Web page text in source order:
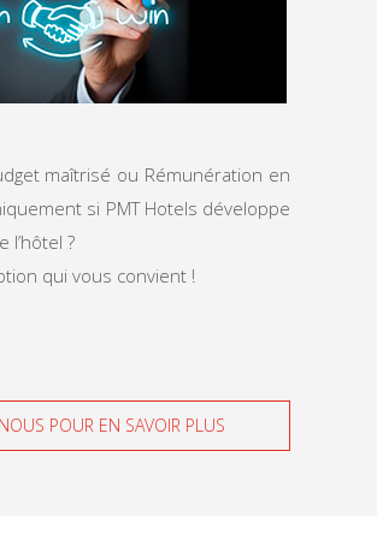
maîtrisé ou Rémunération en
si PMT Hotels développe
l’hôtel ?
qui vous convient !
POUR EN SAVOIR PLUS